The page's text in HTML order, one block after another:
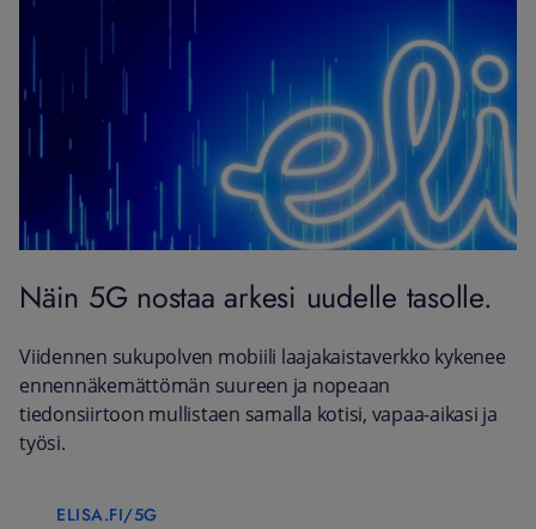
Näin 5G nostaa arkesi uudelle tasolle.
Viidennen sukupolven mobiili laajakaistaverkko kykenee
ennennäkemättömän suureen ja nopeaan
tiedonsiirtoon mullistaen samalla kotisi, vapaa-aikasi ja
työsi.
ELISA.FI/5G